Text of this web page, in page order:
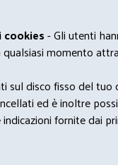
- Gli utenti
momento
sul disco fisso del
ed è inoltre
fornite dai